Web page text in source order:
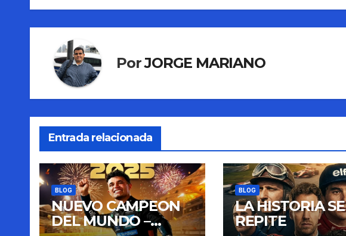
entradas
PorJORGE MARIANO
Entrada relacionada
BLOG
NUEVO CAMPEON
DEL MUNDO –
BLOG
LA HISTORIA SE
REPITE